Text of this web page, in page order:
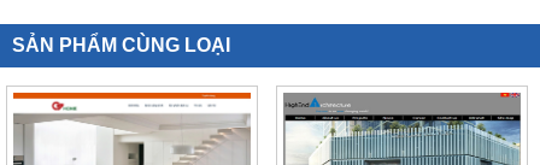
SẢN PHẨM CÙNG LOẠI